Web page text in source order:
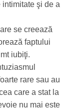
şi de a
se creează
faptului
iubiţi.
rare sau au
care a stat la
nu mai este